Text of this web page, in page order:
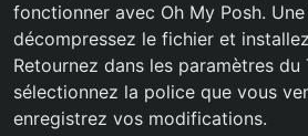
fonctionner avec Oh My Posh.
décompressez le fichier et
Retournez dans les paramètres du
sélectionnez la police que vous
enregistrez vos modifications.